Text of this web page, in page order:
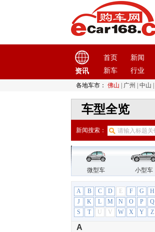
资讯
首页 新闻
新车
行业
各地车市： 佛山 广州 中山
车型全览
新闻搜索：
微型车 小型车
A B C D E F G H
J
K L M N O P Q
S
T U V W X Y Z
A